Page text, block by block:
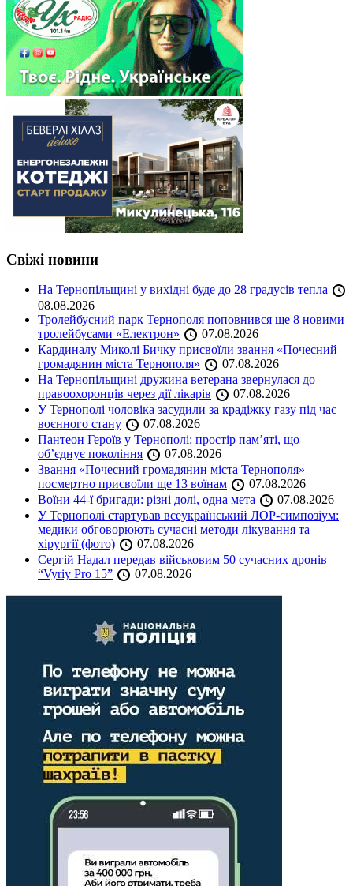
Свіжі новини
На Тернопільщині у вихідні буде до 28 градусів тепла
08.08.2026
Тролейбусний парк Тернополя поповнився ще 8 новими
тролейбусами «Електрон»
07.08.2026
Кардиналу Миколі Бичку присвоїли звання «Почесний
громадянин міста Тернополя»
07.08.2026
На Тернопільщині дружина ветерана звернулася до
правоохоронців через дії лікарів
07.08.2026
У Тернополі чоловіка засудили за крадіжку газу під час
воєнного стану
07.08.2026
Пантеон Героїв у Тернополі: простір пам’яті, що
об’єднує покоління
07.08.2026
Звання «Почесний громадянин міста Тернополя»
посмертно присвоїли ще 13 воїнам
07.08.2026
Воїни 44-ї бригади: різні долі, одна мета
07.08.2026
У Тернополі стартував всеукраїнський ЛОР-симпозіум:
медики обговорюють сучасні методи лікування та
хірургії (фото)
07.08.2026
Сергій Надал передав військовим 50 сучасних дронів
“Vyriy Pro 15”
07.08.2026